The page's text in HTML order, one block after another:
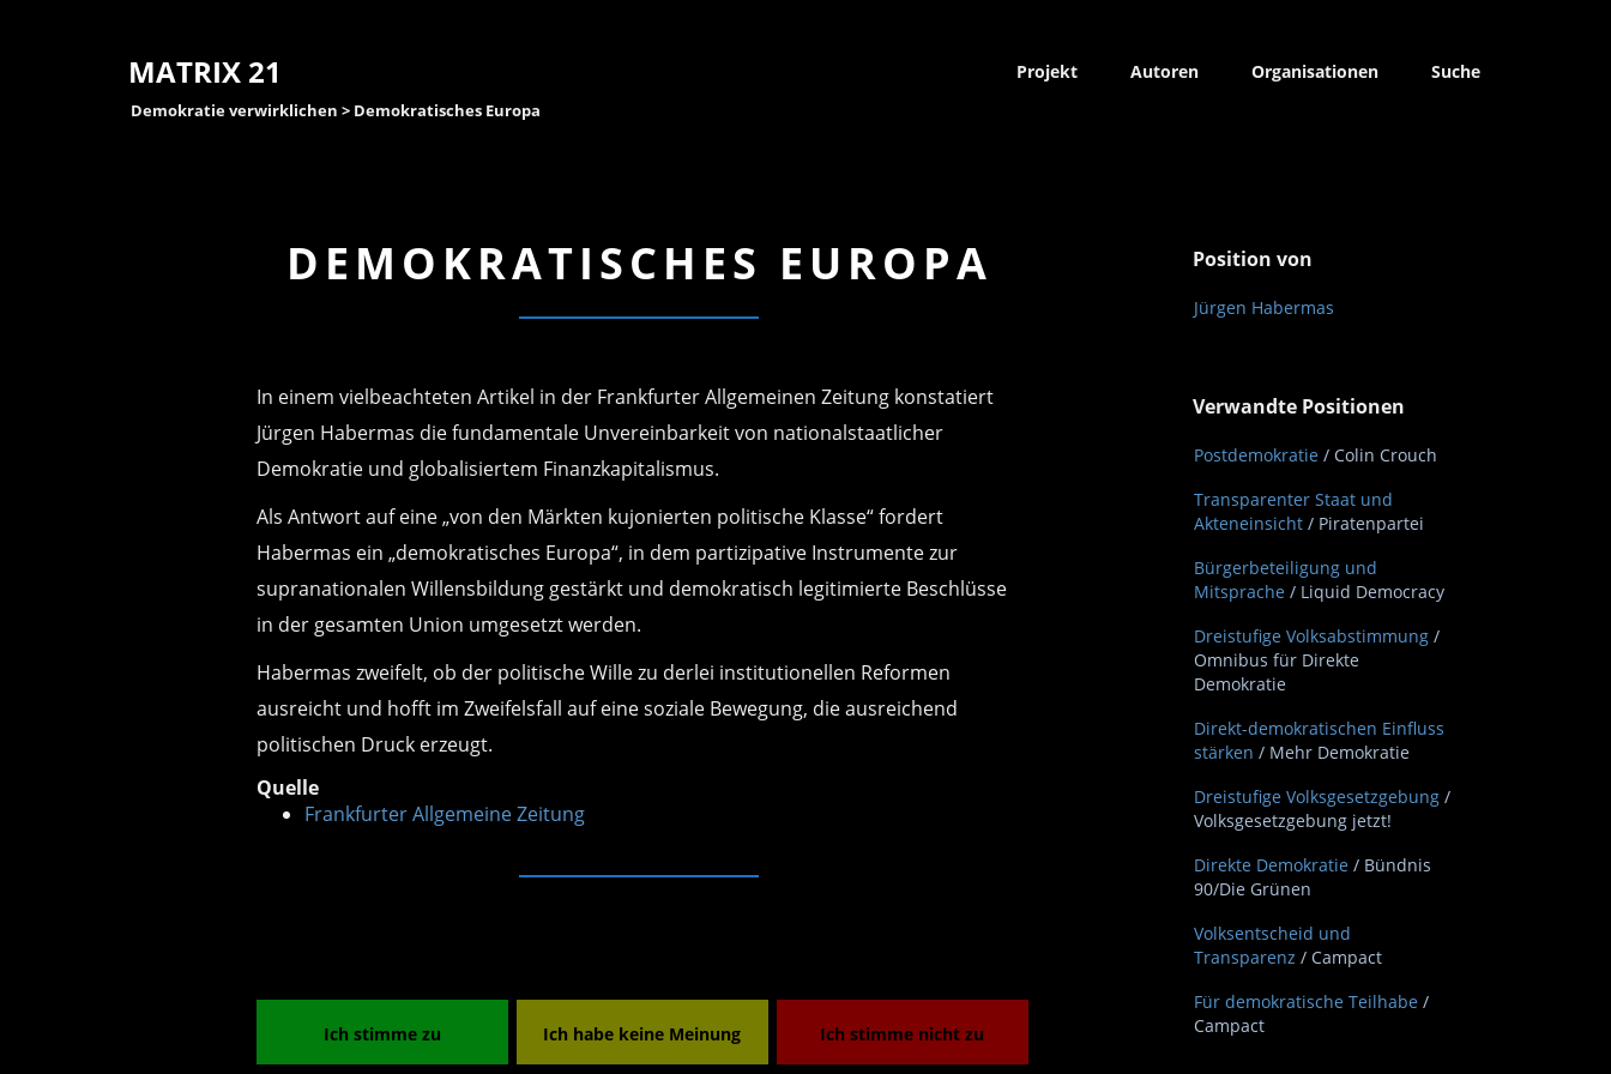
MATRIX 21
Demokratie verwirklichen > Demokratisches Europa
Projekt Autoren Organisationen Suche
DEMOKRATISCHES EUROPA
In einem vielbeachteten Artikel in der Frankfurter Allgemeinen Zeitung konstatiert
Jürgen Habermas die fundamentale Unvereinbarkeit von nationalstaatlicher
Demokratie und globalisiertem Finanzkapitalismus.
Als Antwort auf eine „von den Märkten kujonierten politische Klasse“ fordert
Habermas ein „demokratisches Europa“, in dem partizipative Instrumente zur
supranationalen Willensbildung gestärkt und demokratisch legitimierte Beschlüsse
in der gesamten Union umgesetzt werden.
Habermas zweifelt, ob der politische Wille zu derlei institutionellen Reformen
ausreicht und hofft im Zweifelsfall auf eine soziale Bewegung, die ausreichend
politischen Druck erzeugt.
Ich stimme zu Ich habe keine Meinung Ich stimme nicht zu
Quelle
Frankfurter Allgemeine Zeitung
Position von
Jürgen Habermas
Verwandte Positionen
Postdemokratie / Colin Crouch
Transparenter Staat und
Akteneinsicht / Piratenpartei
Bürgerbeteiligung und
Mitsprache / Liquid Democracy
Dreistufige Volksabstimmung /
Omnibus für Direkte
Demokratie
Direkt-demokratischen Einfluss
stärken / Mehr Demokratie
Dreistufige Volksgesetzgebung /
Volksgesetzgebung jetzt!
Direkte Demokratie / Bündnis
90/Die Grünen
Volksentscheid und
Transparenz / Campact
Für demokratische Teilhabe /
Campact